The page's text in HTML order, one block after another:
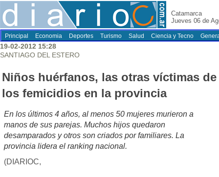
Catamarca
Jueves 06 de
Principal Economia Deportes Turismo Salud Ciencia y Tecno
19-02-2012 15:28
SANTIAGO DEL ESTERO
Niños huérfanos, las otras víctimas de
los femicidios en la provincia
En los últimos 4 años, al menos 50 mujeres murieron a
manos de sus parejas. Muchos hijos quedaron
desamparados y otros son criados por familiares. La
provincia lidera el ranking nacional.
(DIARIOC,